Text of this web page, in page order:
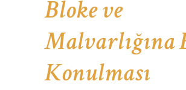
Bloke ve
Malvarlığına
Konulması